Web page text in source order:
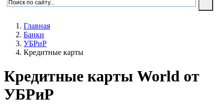
Главная
Банки
УБРиР
Кредитные карты
Кредитные карты World от
УБРиР